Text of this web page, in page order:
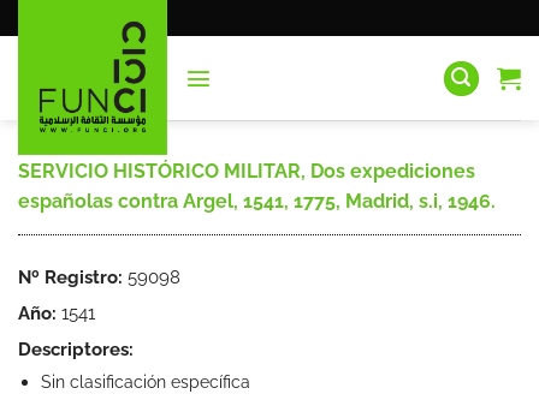
al
SERVICIO HISTÓRICO MILITAR, Dos expediciones
españolas contra Argel, 1541, 1775, Madrid, s.i, 1946.
Nº Registro: 59098
Año: 1541
Descriptores:
Sin clasificación específica